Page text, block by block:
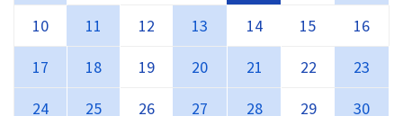
10
11 12 13 14 15
16
17
18 19 20 21 22
23
24
25 26 27 28 29
30